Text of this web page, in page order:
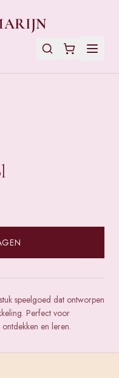
speelgoed dat ontworpen
Perfect voor
en leren.